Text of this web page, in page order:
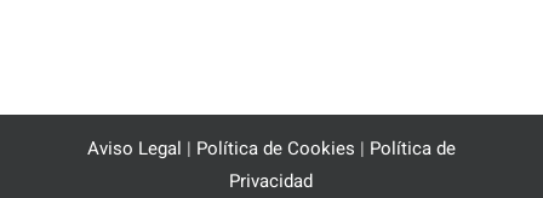
Aviso Legal | Política de Cookies | Política de
Privacidad